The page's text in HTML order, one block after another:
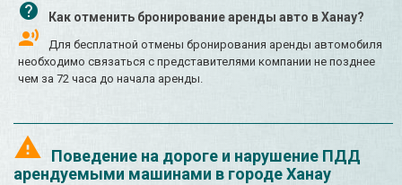
Как отменить бронирование аренды авто в Ханау?
Для бесплатной отмены бронирования аренды автомобиля
необходимо связаться с представителями компании не позднее
чем за 72 часа до начала аренды.
Поведение на дороге и нарушение ПДД
арендуемыми машинами в городе Ханау